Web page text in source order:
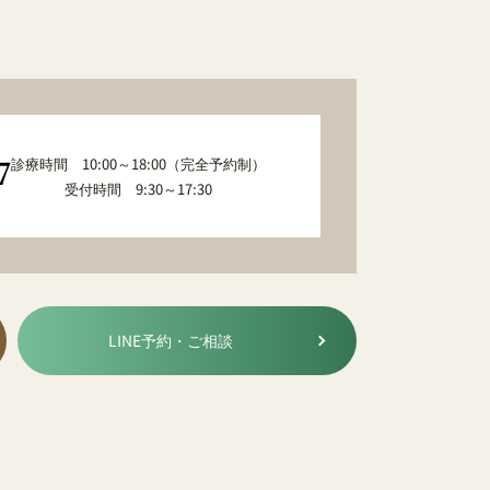
診療時間 10:00～18:00（完全予約制）
受付時間 9:30～17:30
LINE予約・ご相談